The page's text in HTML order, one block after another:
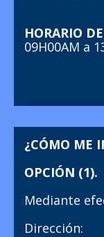
HORARIO
09H00AM a
¿CÓMO ME
OPCIÓN (1).
Mediante
Dirección: